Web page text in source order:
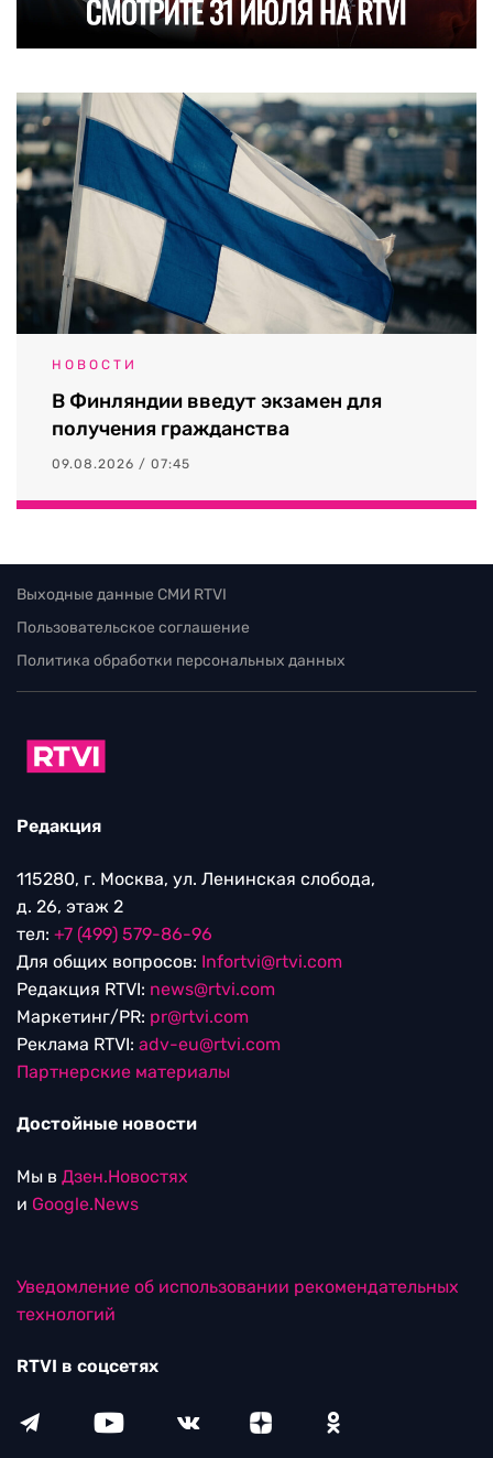
НОВОСТИ
В Финляндии введут экзамен для
получения гражданства
09.08.2026 / 07:45
Выходные данные СМИ RTVI
Пользовательское соглашение
Политика обработки персональных данных
Редакция
115280, г. Москва, ул. Ленинская слобода,
д. 26, этаж 2
тел: +7 (499) 579-86-96
Для общих вопросов: Infortvi@rtvi.com
Редакция RTVI: news@rtvi.com
Маркетинг/PR: pr@rtvi.com
Реклама RTVI: adv-eu@rtvi.com
Партнерские материалы
Достойные новости
Мы в Дзен.Новостях
и Google.News
Уведомление об использовании рекомендательных
технологий
RTVI в соцсетях